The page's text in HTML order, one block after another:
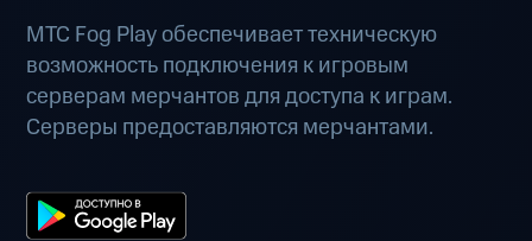
МТС Fog Play обеспечивает техническую
возможность подключения к игровым
серверам мерчантов для доступа к играм.
Серверы предоставляются мерчантами.